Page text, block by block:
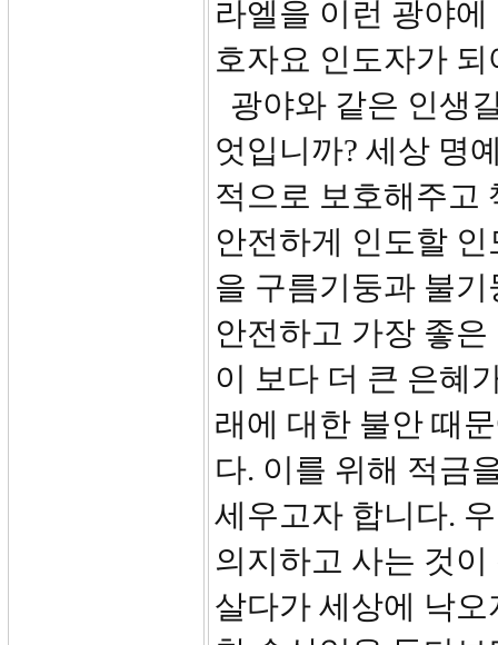
라엘을 이런 광야
호자요 인도자가
광야와 같은 인생
엇입니까? 세상 명
적으로 보호해주고
안전하게 인도할
을 구름기둥과 불
안전하고 가장 좋
이 보다 더 큰 은혜
래에 대한 불안 때
다. 이를 위해 적금
세우고자 합니다.
의지하고 사는 것
살다가 세상에 낙